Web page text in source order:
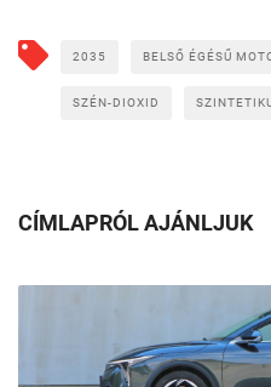
2035 BELSŐ ÉGÉSŰ
SZÉN-DIOXID
CÍMLAPRÓL AJÁNLJUK